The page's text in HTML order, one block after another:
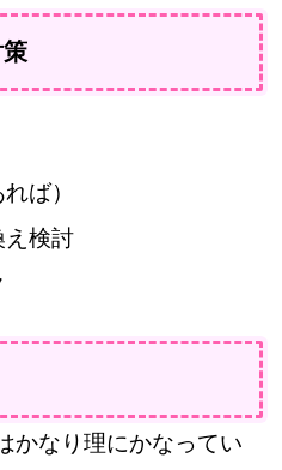
ば）
え検討
かなり理にかなってい